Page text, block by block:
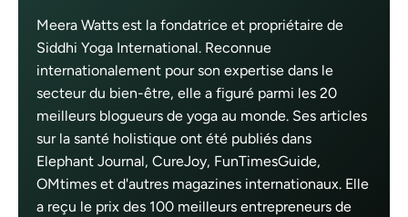
Meera Watts est la fondatrice et propriétaire de
Siddhi Yoga International. Reconnue
internationalement pour son expertise dans le
secteur du bien-être, elle a figuré parmi les 20
meilleurs blogueurs de yoga au monde. Ses articles
sur la santé holistique ont été publiés dans
Elephant Journal, CureJoy, FunTimesGuide,
OMtimes et d'autres magazines internationaux. Elle
a reçu le prix des 100 meilleurs entrepreneurs de